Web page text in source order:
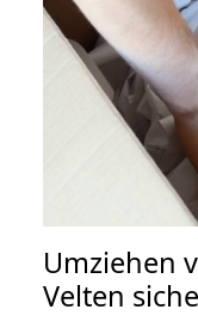
Umziehen
Velten